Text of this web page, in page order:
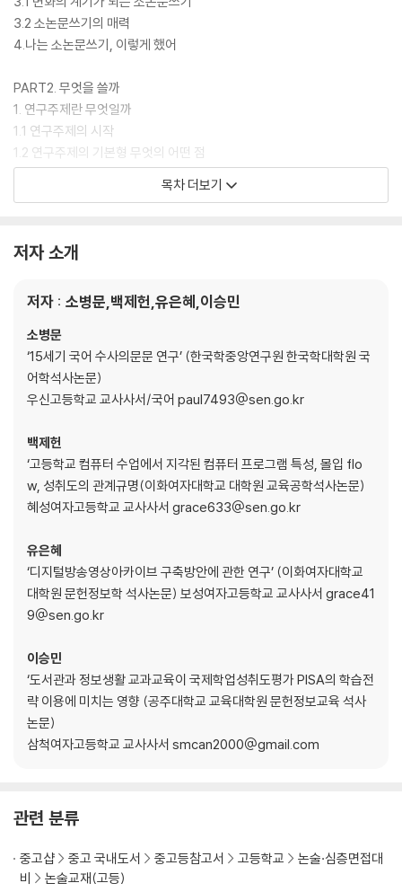
3.2 소논문쓰기의 매력
4.나는 소논문쓰기, 이렇게 했어
PART2. 무엇을 쓸까
1. 연구주제란 무엇일까
1.1 연구주제의 시작
1.2 연구주제의 기본형 무엇의 어떤 점
1.3 연구주제 선정을 위한 제제의 확장
1.4 연구주제를 선정하기 위한 조언
2.2 제재를 연구주제로 확장하기
3.1 제재에서 연구주제로 확장한 구체적 사례
3.2 소논문 제목을 통해 살펴본
PART3. 어떻게 찾을까?
1. 정보의 바다에서 길 찾기
2. 보물지도 찾기
2.1 정보원의 유형
2.2 도서분류의 원리
2.3 정보검색 기법
3. 보물자료 찾기
3.1 온라인 목록의 활용
3.2 원문정보서비스 활용
3.3 인터넷 전문정보/학술검색의 활용
3.4 주제별 데이터베이스의 활용
4. 소논문쓰기의 정보원
4.1 인문과학
4.2 사회과학
4.3 기초과학
4.4 응용과학
PART4. 어떻게 분석할까?
1. 목차를 어떻게 세울까
2.1 양적연구인가? 질적연구인가?
2.3 나의 연구 방법 설계하기
목차 더보기
저자 소개
저자 : 소병문,백제헌,유은혜,이승민
소병문
‘15세기 국어 수사의문문 연구’ (한국학중앙연구원 한국학대학원 국
어학석사논문)
우신고등학교 교사사서/국어 paul7493@sen.go.kr
백제헌
‘고등학교 컴퓨터 수업에서 지각된 컴퓨터 프로그램 특성, 몰입 flo
w, 성취도의 관계규명(이화여자대학교 대학원 교육공학석사논문)
혜성여자고등학교 교사사서 grace633@sen.go.kr
유은혜
‘디지털방송영상아카이브 구축방안에 관한 연구’ (이화여자대학교
대학원 문헌정보학 석사논문) 보성여자고등학교 교사사서 grace41
9@sen.go.kr
이승민
‘도서관과 정보생활 교과교육이 국제학업성취도평가 PISA의 학습전
략 이용에 미치는 영향 (공주대학교 교육대학원 문헌정보교육 석사
논문)
삼척여자고등학교 교사사서 smcan2000@gmail.com
관련 분류
중고샵 중고 국내도서 중고등참고서 고등학교
논술·심층면접대
비
논술교재(고등)